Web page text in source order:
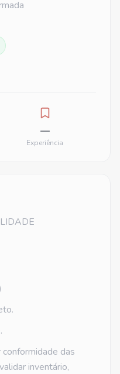
—
Experiência
das
inventário,